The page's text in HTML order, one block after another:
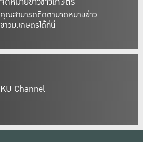
คุณสามารถติดตามจดหมายข่าว
ชาวม.เกษตรได้ที่นี่
KU Channel